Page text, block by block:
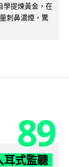
學提煉黃金，在
刺鼻濃煙，驚
89
耳式監聽